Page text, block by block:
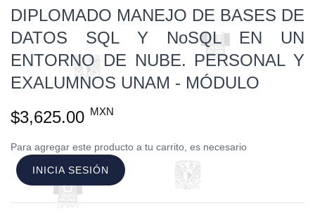
DIPLOMADO MANEJO DE BASES DE
DATOS SQL Y NoSQL EN UN
ENTORNO DE NUBE. PERSONAL Y
EXALUMNOS UNAM - MÓDULO
$3,625.00 MXN
Para agregar este producto a tu carrito, es necesario
INICIA SESIÓN